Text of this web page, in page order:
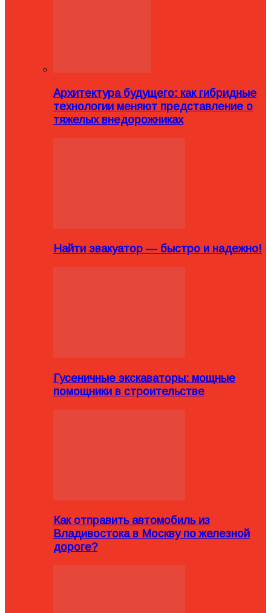
Архитектура будущего: как гибридные
технологии меняют представление о
тяжелых внедорожниках
Найти эвакуатор — быстро и надежно!
Гусеничные экскаваторы: мощные
помощники в строительстве
Как отправить автомобиль из
Владивостока в Москву по железной
дороге?